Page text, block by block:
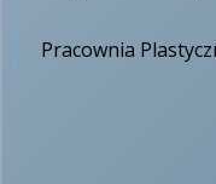
Pracownia